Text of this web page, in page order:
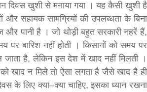
दिवस खुशी से मनाया गया । यह कैसी खुशी है
सहायक सामग्रियों की उपलब्धता के बिना
और पानी है । जो थोड़ी बहुत सरकारी नहरें हैं,
पर बारिश नहीं होती । किसानों को समय पर
जाता है, लेकिन इस देश में खाद नहीं मिलती ।
खाद न मिले तो ऐसा लगता है जैसे खाद है ही
के लिए क्या–क्या चाहिए, इसका ध्यान रखना